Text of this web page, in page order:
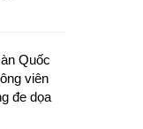
Quốc
viên
đe dọa